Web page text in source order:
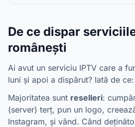
De ce dispar
românești
Ai avut un serviciu IPTV care a
luni și apoi a dispărut? Iată de ce:
Majoritatea sunt reselleri:
(server) terț, pun un logo,
Instagram, și vând. Când